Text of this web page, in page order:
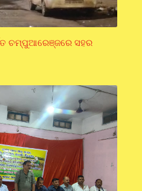
ଚମ୍ପୁଆରେଞ୍ଜରେ ସହର